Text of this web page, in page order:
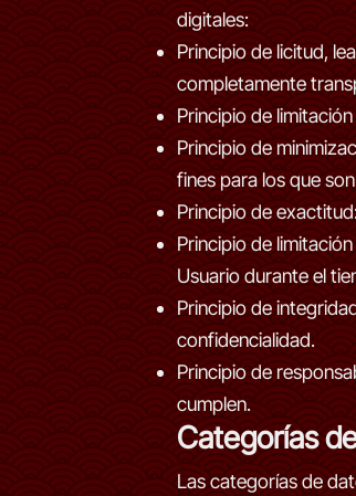
digitales:
Principio de licitud,
completamente
Principio de
Principio de
fines para los que
Principio de
Principio de
Usuario durante el
Principio de
confidencialidad.
Principio de
cumplen.
Categorías
Las categorías de